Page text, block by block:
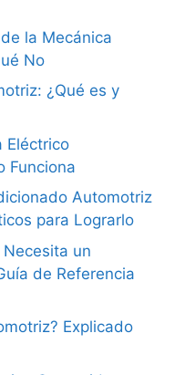
la Mecánica
No
¿Qué es y
Eléctrico
Funciona
Automotriz
para Lograrlo
un
de Referencia
Explicado